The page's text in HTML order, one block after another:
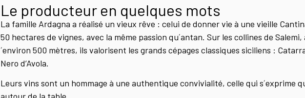
Le producteur en quelques mots
La famille Ardagna a réalisé un vieux rêve : celui de donner vie à une vieille
50 hectares de vignes, avec la même passion qu´antan. Sur les collines de
´environ 500 mètres, ils valorisent les grands cépages classiques siciliens :
Nero d’Avola.
Leurs vins sont un hommage à une authentique convivialité, celle qui s´exprime